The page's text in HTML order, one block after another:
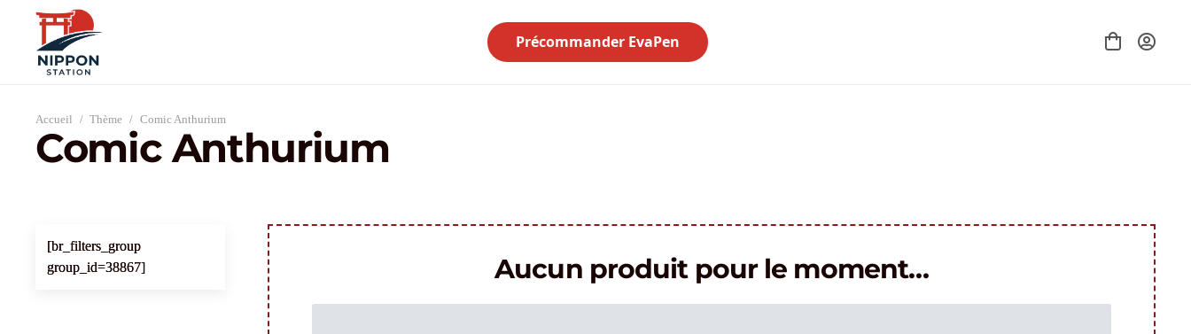
Précommander EvaPen
Accueil / Thème / Comic Anthurium
Comic Anthurium
[br_filters_group
group_id=38867]
Aucun produit pour le moment…